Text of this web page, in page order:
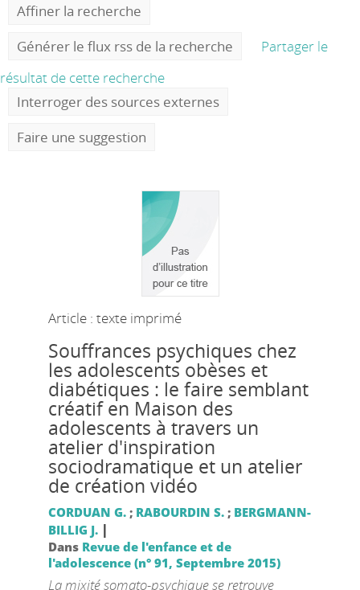
Affiner la recherche
Générer le flux rss de la recherche
Partager le
résultat de cette recherche
Interroger des sources externes
Faire une suggestion
Article : texte imprimé
Souffrances psychiques chez
les adolescents obèses et
diabétiques : le faire semblant
créatif en Maison des
adolescents à travers un
atelier d'inspiration
sociodramatique et un atelier
de création vidéo
CORDUAN G.; RABOURDIN S.; BERGMANN-
BILLIG J. |
Dans Revue de l'enfance et de
l'adolescence (n° 91, Septembre 2015)
La mixité somato-psychique se retrouve